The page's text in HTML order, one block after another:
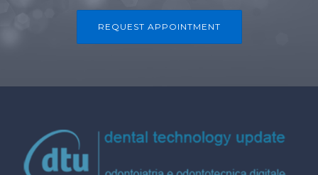
REQUEST APPOINTMENT